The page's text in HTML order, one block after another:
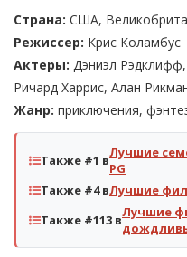
Страна: США,
Режиссер: Крис Коламбус
Актеры: Дэниэл
Ричард Харрис, Алан
Жанр: приключения,
Также #1 вЛучшие
PG
Также #4 вЛучшие
Также #113 вЛучшие